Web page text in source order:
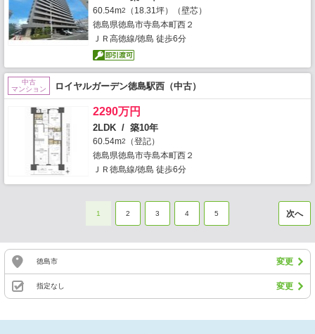
60.54m2
（18.31坪）（壁芯）
徳島県徳島市寺島本町西２
ＪＲ高徳線/徳島 徒歩6分
中古
マンション
ロイヤルガーデン徳島駅西（中古）
2290万円
2LDK / 築10年
60.54m2
（登記）
徳島県徳島市寺島本町西２
ＪＲ徳島線/徳島 徒歩6分
1 2 3 4 5 次へ
徳島市 変更
指定なし 変更